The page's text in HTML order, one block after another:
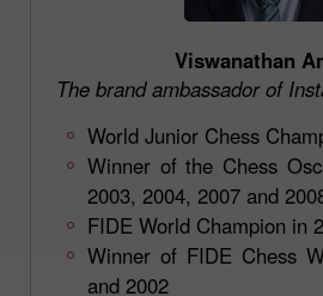
Viswanathan
The brand ambassador of
World Junior Chess
Winner of the Chess
2003, 2004, 2007 and
FIDE World Champion in
Winner of FIDE Chess
and 2002